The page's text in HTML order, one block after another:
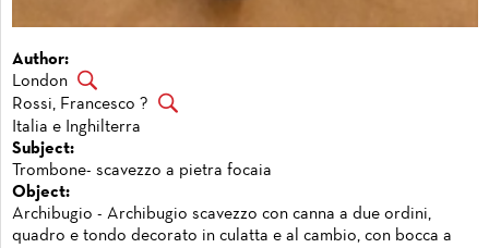
Author:
London
Rossi, Francesco ?
Italia e Inghilterra
Subject:
Trombone- scavezzo a pietra focaia
Object:
Archibugio - Archibugio scavezzo con canna a due ordini,
quadro e tondo decorato in culatta e al cambio, con bocca a